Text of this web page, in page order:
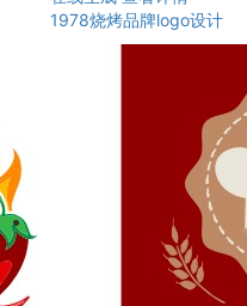
1978烧烤品牌logo设计